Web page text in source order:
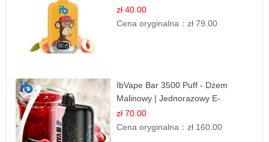
Owocowa Świeżość
zł 40.00
Cena oryginalna：zł 79.00
IbVape Bar 3500 Puff - Dżem
Malinowy | Jednorazowy E-
papieros
zł 70.00
Cena oryginalna：zł 160.00